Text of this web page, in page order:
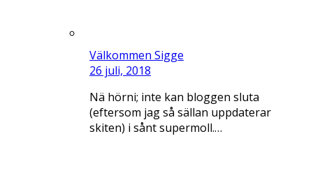
Välkommen Sigge
26 juli, 2018
Nä hörni; inte kan bloggen sluta
(eftersom jag så sällan uppdaterar
skiten) i sånt supermoll.…